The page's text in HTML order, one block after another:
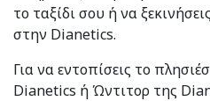
το ταξίδι σου ή να
στην Dianetics.
Για να εντοπίσεις το
Dianetics ή Ώντιτορ της